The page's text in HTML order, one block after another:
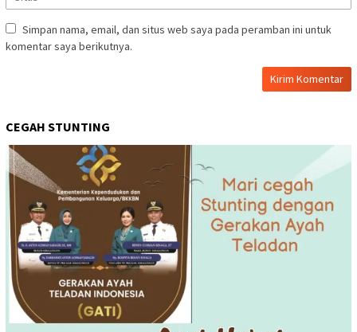
Simpan nama, email, dan situs web saya pada peramban ini untuk
komentar saya berikutnya.
CEGAH STUNTING